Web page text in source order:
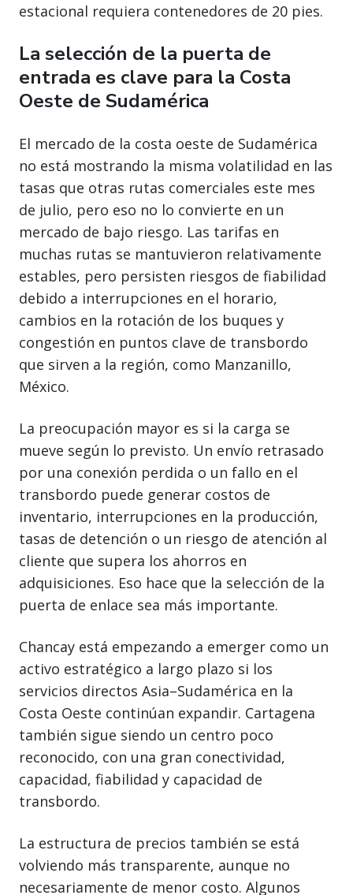
estacional requiera contenedores de 20 pies.
La selección de la puerta de
entrada es clave para la Costa
Oeste de Sudamérica
El mercado de la costa oeste de Sudamérica
no está mostrando la misma volatilidad en las
tasas que otras rutas comerciales este mes
de julio, pero eso no lo convierte en un
mercado de bajo riesgo. Las tarifas en
muchas rutas se mantuvieron relativamente
estables, pero persisten riesgos de fiabilidad
debido a interrupciones en el horario,
cambios en la rotación de los buques y
congestión en puntos clave de transbordo
que sirven a la región, como Manzanillo,
México.
La preocupación mayor es si la carga se
mueve según lo previsto. Un envío retrasado
por una conexión perdida o un fallo en el
transbordo puede generar costos de
inventario, interrupciones en la producción,
tasas de detención o un riesgo de atención al
cliente que supera los ahorros en
adquisiciones. Eso hace que la selección de la
puerta de enlace sea más importante.
Chancay está empezando a emerger como un
activo estratégico a largo plazo si los
servicios directos Asia–Sudamérica en la
Costa Oeste continúan expandir. Cartagena
también sigue siendo un centro poco
reconocido, con una gran conectividad,
capacidad, fiabilidad y capacidad de
transbordo.
La estructura de precios también se está
volviendo más transparente, aunque no
necesariamente de menor costo. Algunos